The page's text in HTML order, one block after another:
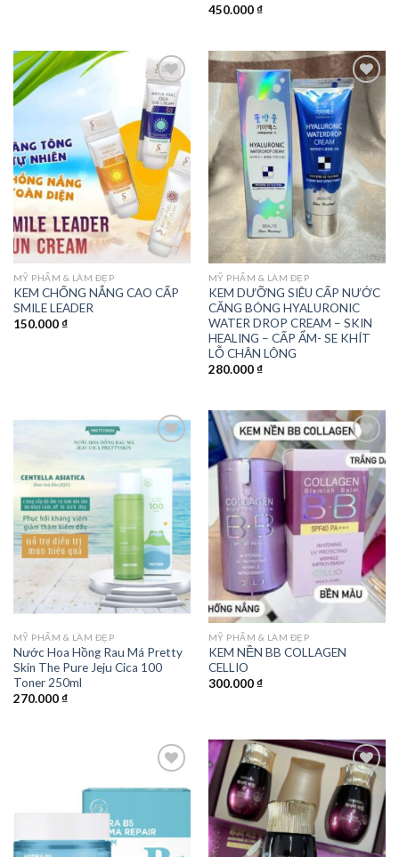
450.000₫
Add to
wishlist
MỸ PHẨM & LÀM ĐẸP
KEM CHỐNG NẮNG CAO CẤP
SMILE LEADER
150.000₫
Add to
wishlist
MỸ PHẨM & LÀM ĐẸP
KEM DƯỠNG SIÊU CẤP NƯỚC
CĂNG BÓNG HYALURONIC
WATER DROP CREAM – SKIN
HEALING – CẤP ẨM- SE KHÍT
LỖ CHÂN LÔNG
280.000₫
Add to
wishlist
MỸ PHẨM & LÀM ĐẸP
Nước Hoa Hồng Rau Má Pretty
Skin The Pure Jeju Cica 100
Toner 250ml
270.000₫
Add to
wishlist
MỸ PHẨM & LÀM ĐẸP
KEM NỀN BB COLLAGEN
CELLIO
300.000₫
wishlist
Add to
wishlist